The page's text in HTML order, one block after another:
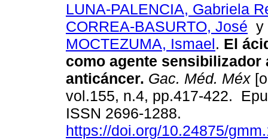
LUNA-PALENCIA, Gabriela
CORREA-BASURTO, José
MOCTEZUMA, Ismael. El
como agente sensibilizador
anticáncer. Gac. Méd. Méx
vol.155, n.4, pp.417-422.
ISSN 2696-1288.
https://doi.org/10.24875/